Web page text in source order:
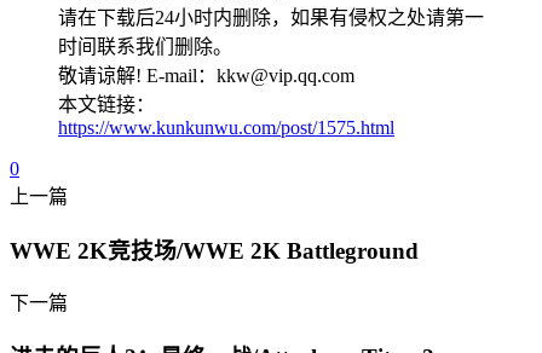
请在下载后24小时内删除，如果有侵权之处请第一
时间联系我们删除。
敬请谅解! E-mail：kkw@vip.qq.com
本文链接：
https://www.kunkunwu.com/post/1575.html
0
上一篇
WWE 2K竞技场/WWE 2K Battleground
下一篇